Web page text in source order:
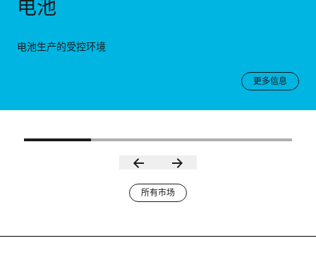
电池
电池生产的受控环境
更多信息
所有市场